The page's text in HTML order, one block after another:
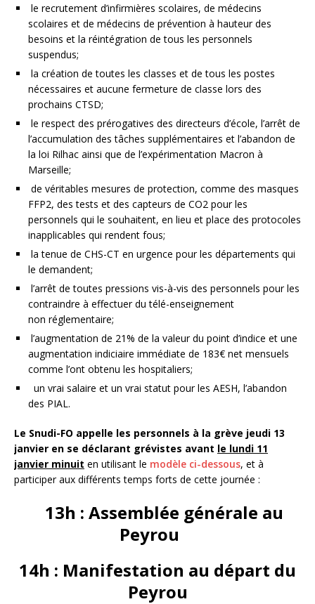
le recrutement d’infirmières scolaires, de médecins
scolaires et de médecins de prévention à hauteur des
besoins et la réintégration de tous les personnels
suspendus;
la création de toutes les classes et de tous les postes
nécessaires et aucune fermeture de classe lors des
prochains CTSD;
le respect des prérogatives des directeurs d’école, l’arrêt de
l’accumulation des tâches supplémentaires et l’abandon de
la loi Rilhac ainsi que de l’expérimentation Macron à
Marseille;
de véritables mesures de protection, comme des masques
FFP2, des tests et des capteurs de CO2 pour les
personnels qui le souhaitent, en lieu et place des protocoles
inapplicables qui rendent fous;
la tenue de CHS-CT en urgence pour les départements qui
le demandent;
l’arrêt de toutes pressions vis-à-vis des personnels pour les
contraindre à effectuer du télé-enseignement
non réglementaire;
l’augmentation de 21% de la valeur du point d’indice et une
augmentation indiciaire immédiate de 183€ net mensuels
comme l’ont obtenu les hospitaliers;
un vrai salaire et un vrai statut pour les AESH, l’abandon
des PIAL.
Le Snudi-FO appelle les personnels à la grève jeudi 13
janvier en se déclarant grévistes avant le lundi 11
janvier minuit en utilisant le modèle ci-dessous, et à
participer aux différents temps forts de cette journée :
13h : Assemblée générale au
Peyrou
14h : Manifestation au départ du
Peyrou